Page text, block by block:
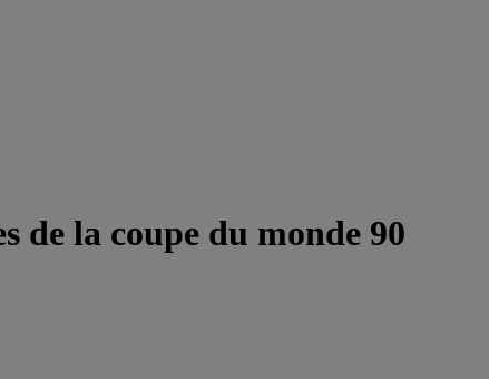
de la coupe du monde 90